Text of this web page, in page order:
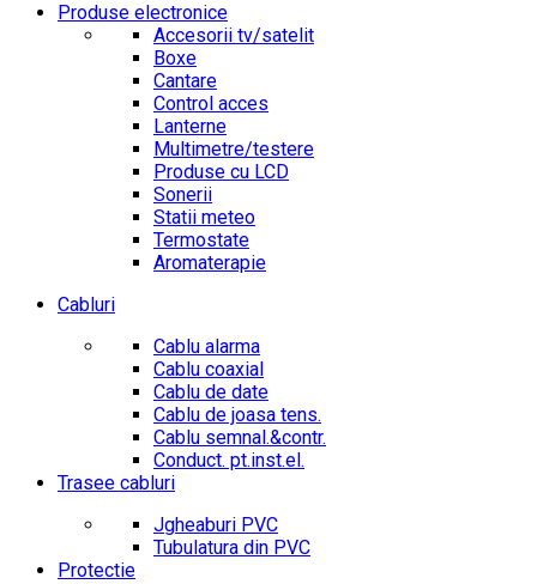
Produse electronice
Accesorii tv/satelit
Boxe
Cantare
Control acces
Lanterne
Multimetre/testere
Produse cu LCD
Sonerii
Statii meteo
Termostate
Aromaterapie
Cabluri
Cablu alarma
Cablu coaxial
Cablu de date
Cablu de joasa tens.
Cablu semnal.&contr.
Conduct. pt.inst.el.
Trasee cabluri
Jgheaburi PVC
Tubulatura din PVC
Protectie